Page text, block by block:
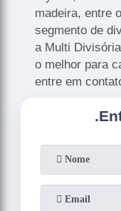
madeira, entre
segmento de
a Multi
o melhor para
entre em
.